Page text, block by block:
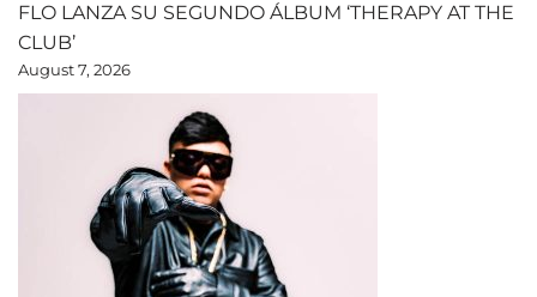
FLO LANZA SU SEGUNDO ÁLBUM ‘THERAPY AT THE
CLUB’
August 7, 2026